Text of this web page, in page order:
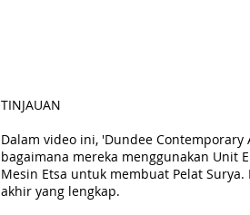
TINJAUAN
Dalam video ini, 'Dundee
bagaimana mereka menggunakan Unit
Mesin Etsa untuk membuat Pelat
akhir yang lengkap.